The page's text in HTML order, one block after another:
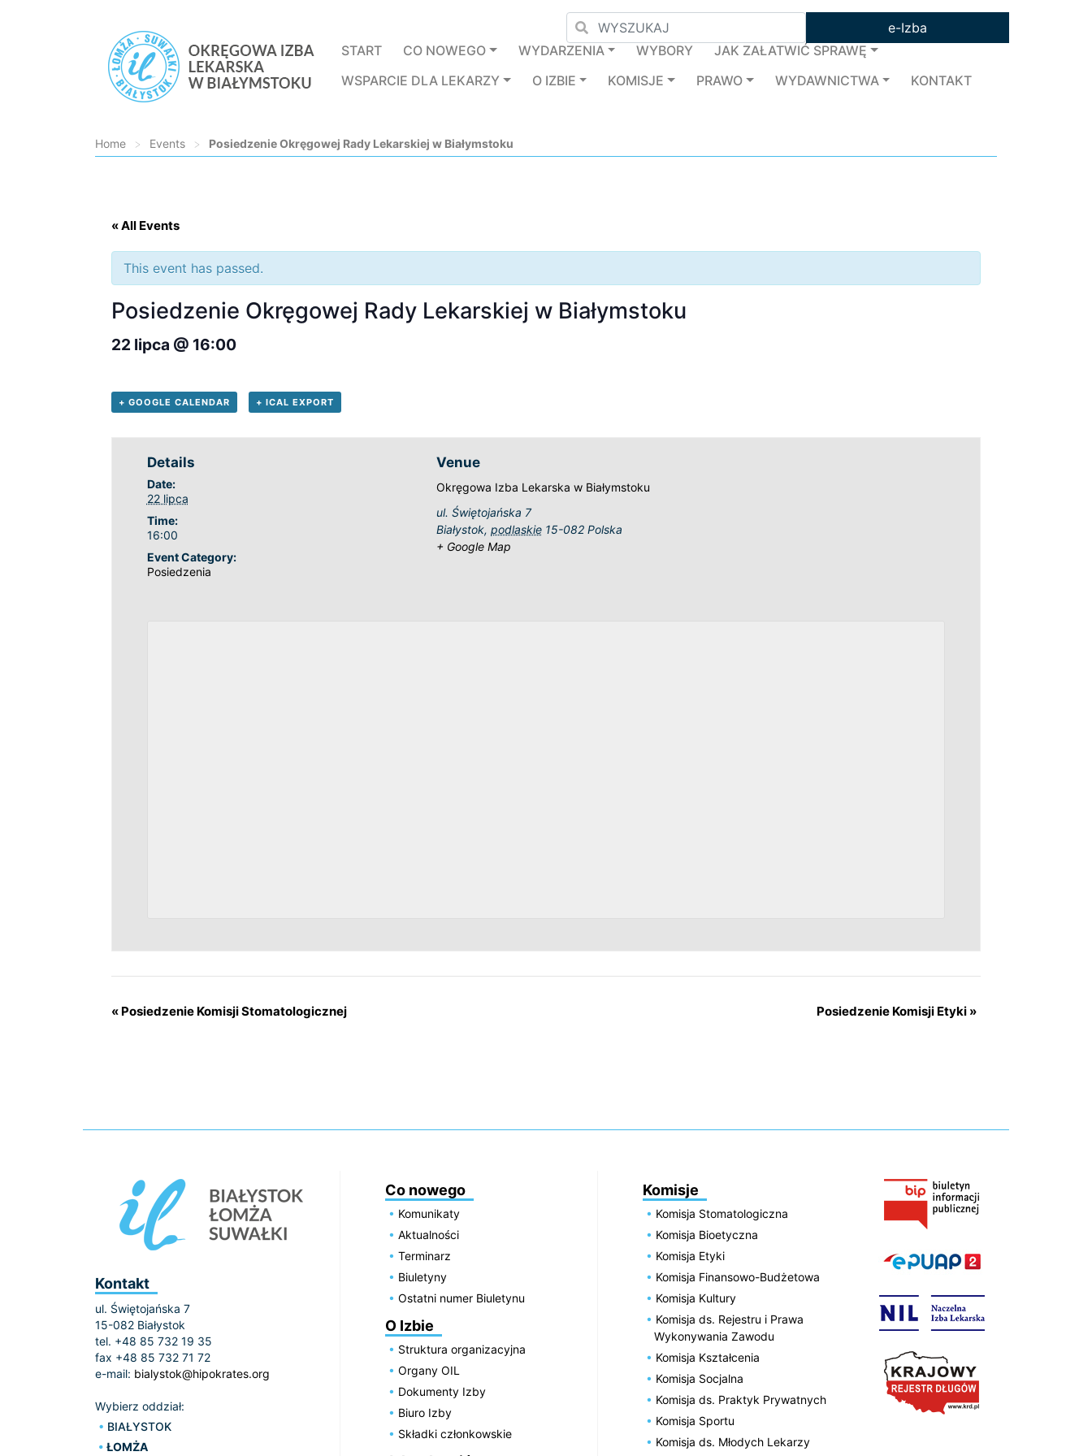
e-Izba
START
CO NOWEGO WYDARZENIA WYBORY
JAK ZAŁATWIĆ SPRAWĘ
WSPARCIE DLA LEKARZY
O IZBIE KOMISJE PRAWO WYDAWNICTWA KONTAKT
Home > Events > Posiedzenie Okręgowej Rady Lekarskiej w Białymstoku
« All Events
This event has passed.
Posiedzenie Okręgowej Rady Lekarskiej w Białymstoku
22 lipca @ 16:00
+ GOOGLE CALENDAR + ICAL EXPORT
Details
Date:
22 lipca
Time:
16:00
Event Category:
Posiedzenia
Venue
Okręgowa Izba Lekarska w Białymstoku
ul. Świętojańska 7
Białystok, podlaskie 15-082 Polska
+ Google Map
« Posiedzenie Komisji Stomatologicznej Posiedzenie Komisji Etyki »
Kontakt
ul. Świętojańska 7
15-082 Białystok
tel. +48 85 732 19 35
fax +48 85 732 71 72
e-mail: bialystok@hipokrates.org
Wybierz oddział:
BIAŁYSTOK
ŁOMŻA
Co nowego
Komunikaty
Aktualności
Terminarz
Biuletyny
Ostatni numer Biuletynu
O Izbie
Struktura organizacyjna
Organy OIL
Dokumenty Izby
Biuro Izby
Składki członkowskie
Komisje
Komisja Stomatologiczna
Komisja Bioetyczna
Komisja Etyki
Komisja Finansowo-Budżetowa
Komisja Kultury
Komisja ds. Rejestru i Prawa
Wykonywania Zawodu
Komisja Kształcenia
Komisja Socjalna
Komisja ds. Praktyk Prywatnych
Komisja Sportu
Komisja ds. Młodych Lekarzy